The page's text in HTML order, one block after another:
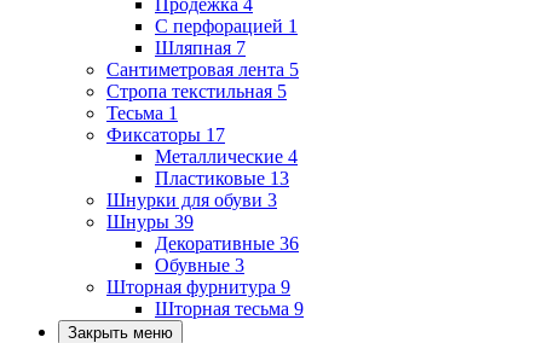
С перфорацией 1
Шляпная 7
Сантиметровая лента 5
Стропа текстильная 5
Тесьма 1
Фиксаторы 17
Металлические 4
Пластиковые 13
Шнурки для обуви 3
Шнуры 39
Декоративные 36
Обувные 3
Шторная фурнитура 9
Шторная тесьма 9
Закрыть меню